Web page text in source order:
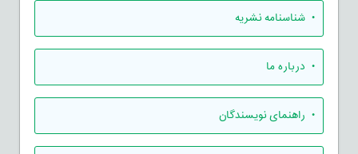
• شناسنامه نشریه
• درباره ما
• راهنمای نویسندگان